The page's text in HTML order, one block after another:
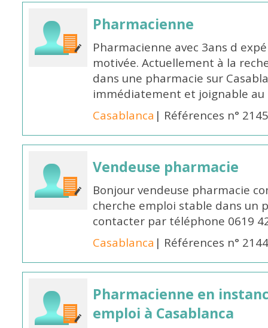
Pharmacienne
Pharmacienne avec 3ans d
motivée. Actuellement à la
dans une pharmacie sur
immédiatement et joignable au
Casablanca | Références n°
Vendeuse pharmacie
Bonjour vendeuse pharmacie
cherche emploi stable dans un
contacter par téléphone 0619
Casablanca | Références n°
Pharmacienne en
emploi à Casablanca